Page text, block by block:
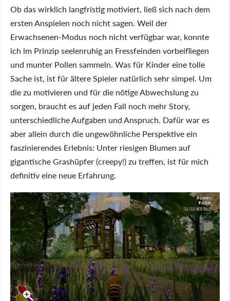
Ob das wirklich langfristig motiviert, ließ sich nach dem
ersten Anspielen noch nicht sagen. Weil der
Erwachsenen-Modus noch nicht verfügbar war, konnte
ich im Prinzip seelenruhig an Fressfeinden vorbeifliegen
und munter Pollen sammeln. Was für Kinder eine tolle
Sache ist, ist für ältere Spieler natürlich sehr simpel. Um
die zu motivieren und für die nötige Abwechslung zu
sorgen, braucht es auf jeden Fall noch mehr Story,
unterschiedliche Aufgaben und Anspruch. Dafür war es
aber allein durch die ungewöhnliche Perspektive ein
faszinierendes Erlebnis: Unter riesigen Blumen auf
gigantische Grashüpfer (creepy!) zu treffen, ist für mich
definitiv eine neue Erfahrung.